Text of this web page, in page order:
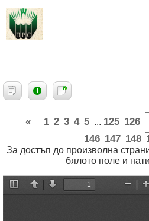
« 1 2 3 4 5 ... 125 126
146 147 148
За достъп до произволна
бялото поле и